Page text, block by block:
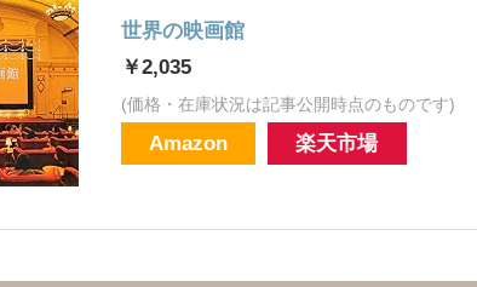
世界の映画館
￥2,035
(価格・在庫状況は記事公開時点のものです)
Amazon 楽天市場